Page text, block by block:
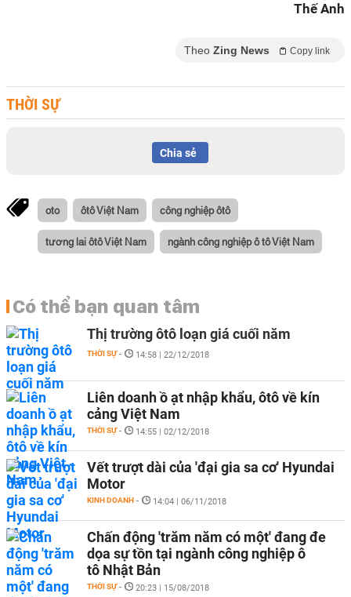
Thế Anh
Theo Zing News Copy link
THỜI SỰ
Chia sẻ
oto ôtô Việt Nam công nghiệp ôtô
tương lai ôtô Việt Nam ngành công nghiệp ô tô Việt Nam
Có thể bạn quan tâm
Thị trường ôtô loạn giá cuối năm
THỜI SỰ - 14:58 | 22/12/2018
Liên doanh ồ ạt nhập khẩu, ôtô về kín
cảng Việt Nam
THỜI SỰ - 14:55 | 02/12/2018
Vết trượt dài của 'đại gia sa cơ' Hyundai
Motor
KINH DOANH - 14:04 | 06/11/2018
Chấn động 'trăm năm có một' đang đe
dọa sự tồn tại ngành công nghiệp ô
tô Nhật Bản
THỜI SỰ - 20:23 | 15/08/2018